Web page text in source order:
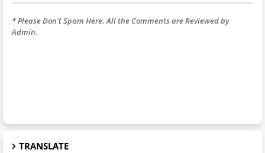
* Please Don't Spam Here. All the Comments are Reviewed by
Admin.
TRANSLATE